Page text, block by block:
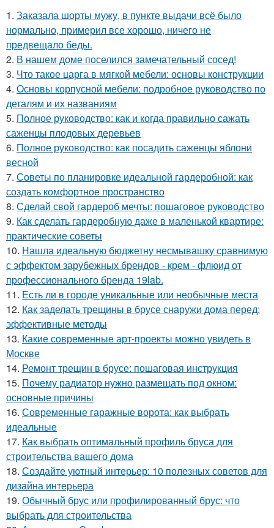
1. Заказала шорты мужу, в пункте выдачи всё было
нормально, примерил все хорошо, ничего не
предвещало беды.
2. В нашем доме поселился замечательный сосед!
3. Что такое царга в мягкой мебели: основы конструкции
4. Основы корпусной мебели: подробное руководство по
деталям и их названиям
5. Полное руководство: как и когда правильно сажать
саженцы плодовых деревьев
6. Полное руководство: как посадить саженцы яблони
весной
7. Советы по планировке идеальной гардеробной: как
создать комфортное пространство
8. Сделай свой гардероб мечты: пошаговое руководство
9. Как сделать гардеробную даже в маленькой квартире:
практические советы
10. Нашла идеальную бюджетну несмывашку сравнимую
с эффектом зарубежных брендов - крем - флюид от
профессионального бренда 19lab.
11. Есть ли в городе уникальные или необычные места
12. Как заделать трещины в брусе снаружи дома перед:
эффективные методы
13. Какие современные арт-проекты можно увидеть в
Москве
14. Ремонт трещин в брусе: пошаговая инструкция
15. Почему радиатор нужно размещать под окном:
основные причины
16. Современные гаражные ворота: как выбрать
идеальные
17. Как выбрать оптимальный профиль бруса для
строительства вашего дома
18. Создайте уютный интерьер: 10 полезных советов для
дизайна интерьера
19. Обычный брус или профилированный брус: что
выбрать для строительства